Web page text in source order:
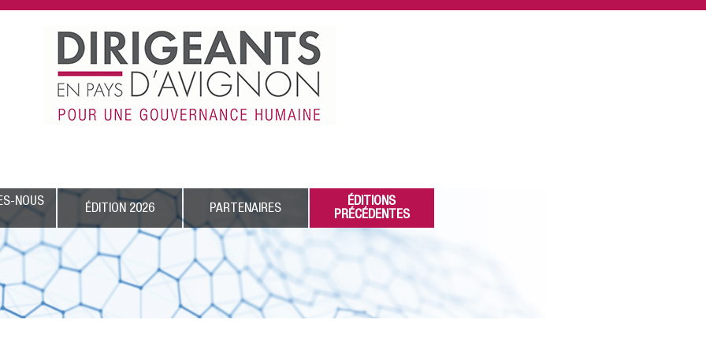
NOUS
ÉDITION 2026 PARTENAIRES
ÉDITIONS
PRÉCÉDENTES